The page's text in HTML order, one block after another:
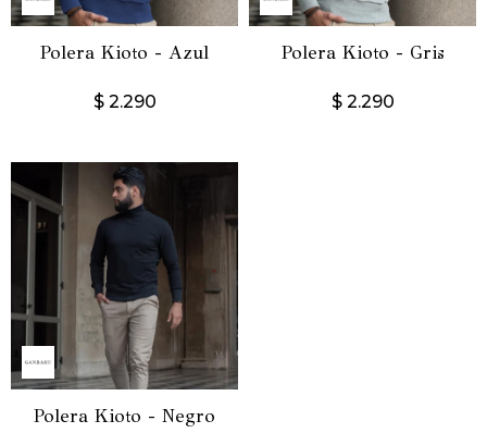
Polera Kioto - Azul
$ 2.290
Polera Kioto - Gris
$ 2.290
Polera Kioto - Negro